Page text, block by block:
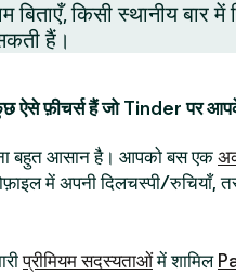
किसी स्थानीय बार में
हैं।
ऐसे फ़ीचर्स हैं जो Tinder पर
बहुत आसान है। आपको बस एक
में अपनी दिलचस्पी/रुचियाँ,
प्रीमियम सदस्यताओंमें शामिल